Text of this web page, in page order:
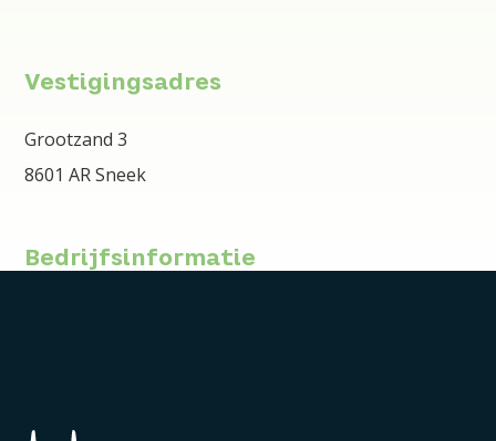
Vestigingsadres
Grootzand 3
8601 AR Sneek
Bedrijfsinformatie